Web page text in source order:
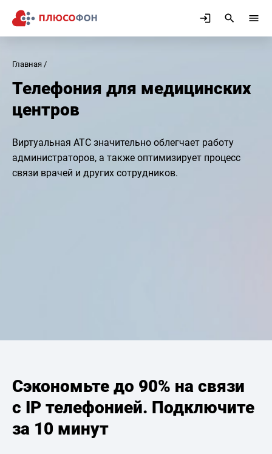
Главная
Телефония для медицинских
центров
Виртуальная АТС значительно облегчает работу
администраторов, а также оптимизирует процесс
связи врачей и других сотрудников.
Сэкономьте до 90% на связи
с IP телефонией. Подключите
за 10 минут